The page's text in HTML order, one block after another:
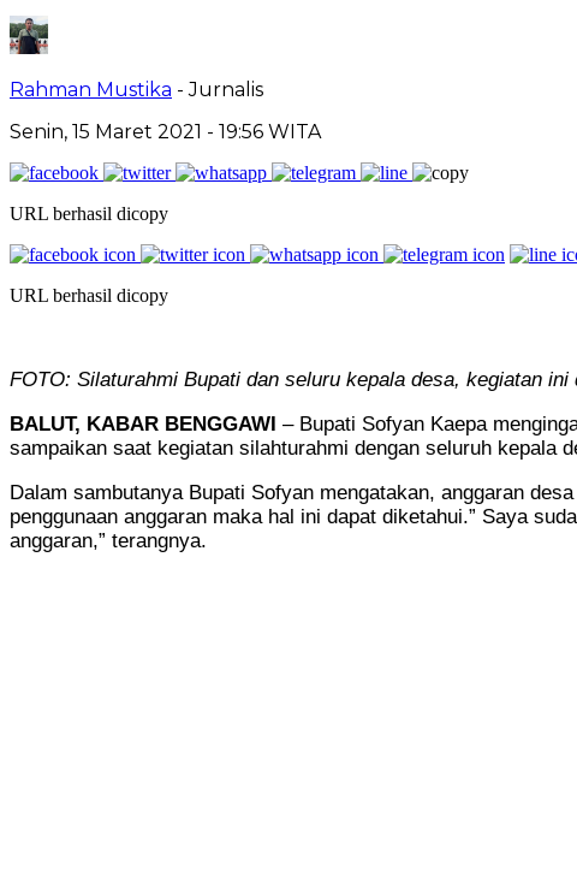
Rahman Mustika - Jurnalis
Senin, 15 Maret 2021 - 19:56 WITA
URL berhasil dicopy
URL berhasil dicopy
FOTO: Silaturahmi Bupati dan seluru kepala desa, kegiatan
BALUT, KABAR BENGGAWI – Bupati Sofyan Kaepa
sampaikan saat kegiatan silahturahmi dengan seluruh kepala
Dalam sambutanya Bupati Sofyan mengatakan, anggaran
penggunaan anggaran maka hal ini dapat diketahui.” Saya
anggaran,” terangnya.